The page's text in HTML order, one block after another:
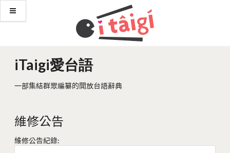
iTaigi愛台語
一部集結群眾編纂的開放台語辭典
維修公告
維修公告紀錄: